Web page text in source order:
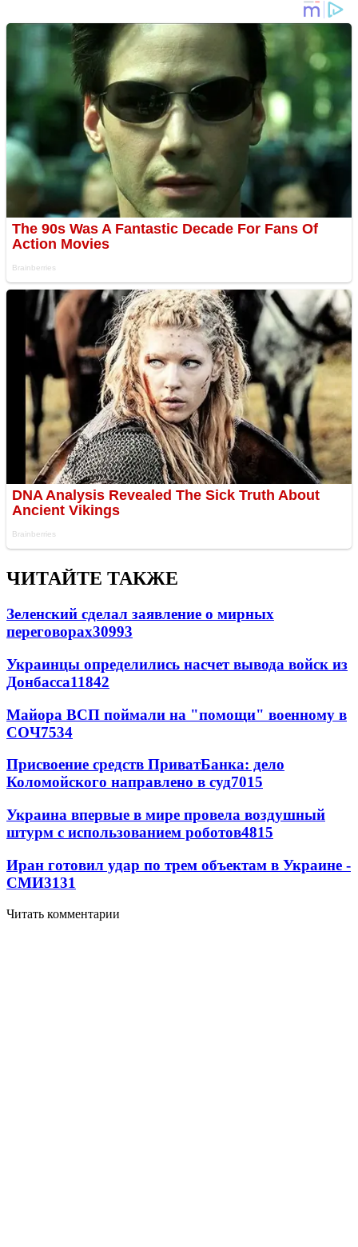
ЧИТАЙТЕ ТАКЖЕ
Зеленский сделал заявление о мирных
переговорах30993
Украинцы определились насчет вывода войск из
Донбасса11842
Майора ВСП поймали на "помощи" военному в
СОЧ7534
Присвоение средств ПриватБанка: дело
Коломойского направлено в суд7015
Украина впервые в мире провела воздушный
штурм с использованием роботов4815
Иран готовил удар по трем объектам в Украине -
СМИ3131
Читать комментарии